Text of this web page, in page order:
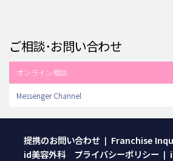
ご相談･お問い合わせ
オンライン相談
Messenger Channel
提携のお問い合わせ | Franchise
id美容外科 プライバシーポリシー |